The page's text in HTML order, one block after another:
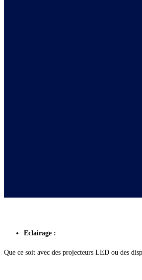
Eclairage :
Que ce soit avec des projecteurs LED ou des